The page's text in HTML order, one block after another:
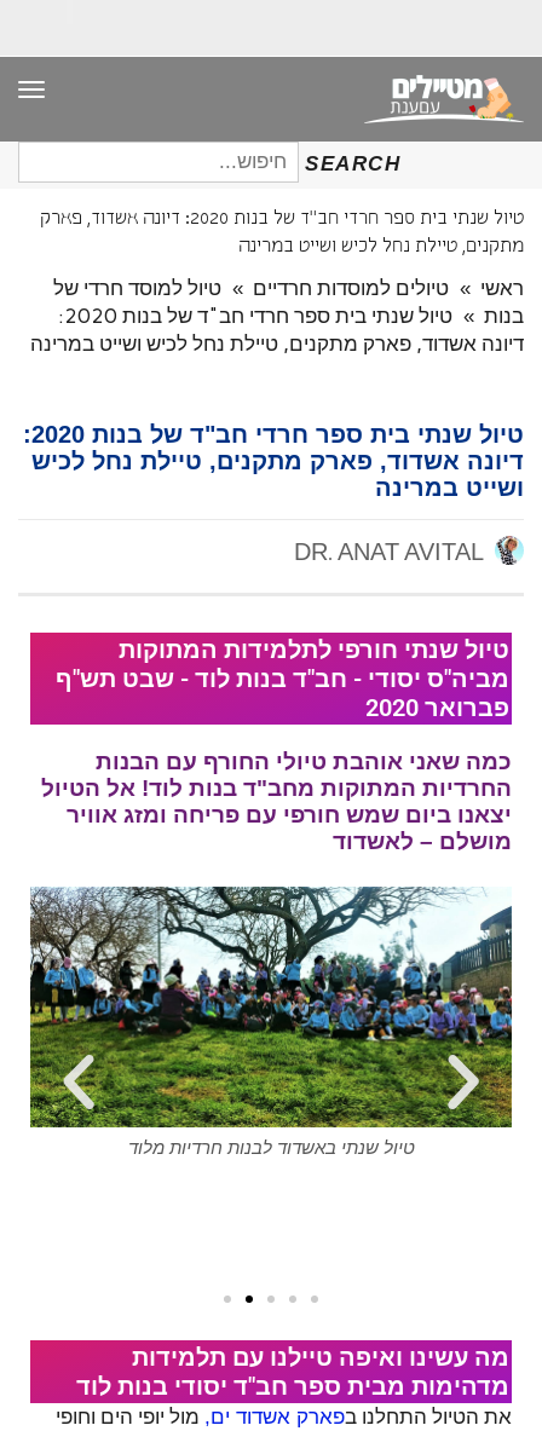
SEARCH
חיפוש
עבור:
טיול שנתי בית ספר חרדי חב"ד של בנות 2020: דיונה אשדוד, פארק
מתקנים, טיילת נחל לכיש ושייט במרינה
ראשי » טיולים למוסדות חרדיים » טיול למוסד חרדי של
בנות »
טיול שנתי בית ספר חרדי חב"ד של בנות 2020:
דיונה אשדוד, פארק מתקנים, טיילת נחל לכיש ושייט במרינה
טיול שנתי בית ספר חרדי חב"ד של בנות 2020:
דיונה אשדוד, פארק מתקנים, טיילת נחל לכיש
ושייט במרינה
טיול שנתי חורפי לתלמידות המתוקות
מביה"ס יסודי - חב"ד בנות לוד - שבט תש"ף
פברואר 2020
כמה שאני אוהבת טיולי החורף עם הבנות
החרדיות המתוקות מחב"ד בנות לוד! אל הטיול
יצאנו ביום שמש חורפי עם פריחה ומזג אוויר
מושלם – לאשדוד
מה עשינו ואיפה טיילנו עם תלמידות
מדהימות מבית ספר חב"ד יסודי בנות לוד
את הטיול התחלנו בפארק אשדוד ים, מול יופי הים וחופי